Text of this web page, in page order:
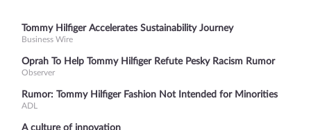
Tommy Hilfiger Accelerates Sustainability Journey
Business Wire
Oprah To Help Tommy Hilfiger Refute Pesky Racism Rumor
Observer
Rumor: Tommy Hilfiger Fashion Not Intended for Minorities
ADL
A culture of innovation